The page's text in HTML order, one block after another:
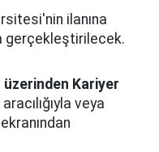
ilanına
gerçekleştirilecek.
üzerinden Kariyer
aracılığıyla veya